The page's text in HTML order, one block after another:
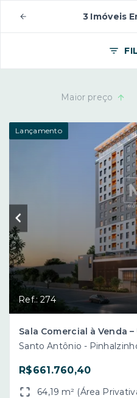
3 Imóveis
Maior preço
Lançamento
Ref.: 274
Santo Antônio -
R$661.760,40
64,19 m² (Área